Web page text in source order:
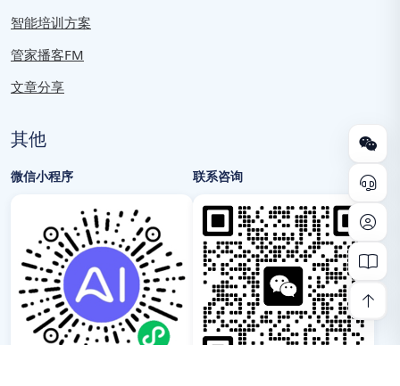
智能培训方案
管家播客FM
文章分享
其他
微信小程序 联系咨询